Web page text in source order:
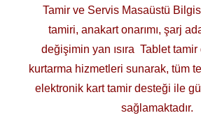
Tamir ve Servis Masaüstü
tamiri, anakart onarımı, şarj
değişimin yan ısıra Tablet
kurtarma hizmetleri sunarak, tüm
elektronik kart tamir desteği ile
sağlamaktadır.